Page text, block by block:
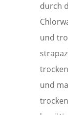
durch
und
und